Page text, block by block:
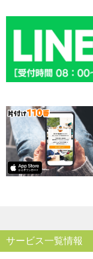
サービス一覧情報